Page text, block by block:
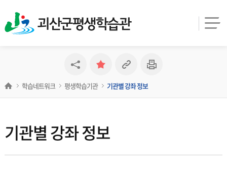
괴산군평생학습관
기관별 강좌 정보
학습네트워크 평생학습기관 기관별 강좌 정보